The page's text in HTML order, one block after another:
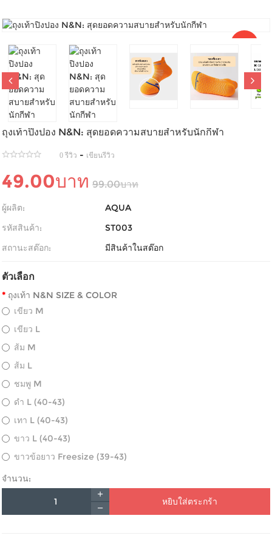
ถุงเท้าปิงปอง N&N: สุดยอดความสบายสำหรับนักกีฬา
0 รีวิว - เขียนรีวิว
49.00บาท 99.00บาท
ผู้ผลิต:
AQUA
รหัสสินค้า:
ST003
สถานะสต๊อก:
มีสินค้าในสต๊อก
ตัวเลือก
ถุงเท้า N&N SIZE & COLOR
เขียว M
เขียว L
ส้ม M
ส้ม L
ชมพู M
ดำ L (40-43)
เทา L (40-43)
ขาว L (40-43)
ขาวข้อยาว Freesize (39-43)
จำนวน:
หยิบใส่ตระกร้า